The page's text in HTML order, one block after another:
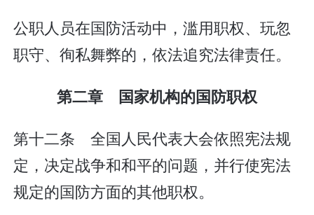
公职人员在国防活动中，滥用职权、玩忽
职守、徇私舞弊的，依法追究法律责任。
第二章 国家机构的国防职权
第十二条 全国人民代表大会依照宪法规
定，决定战争和和平的问题，并行使宪法
规定的国防方面的其他职权。